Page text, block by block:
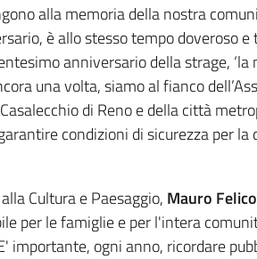
alla memoria della nostra
è allo stesso tempo doveroso
anniversario della strage, ‘la
una volta, siamo al fianco
di Reno e della città
condizioni di sicurezza per
Cultura e Paesaggio, Mauro
per le famiglie e per l'intera
importante, ogni anno, ricordare